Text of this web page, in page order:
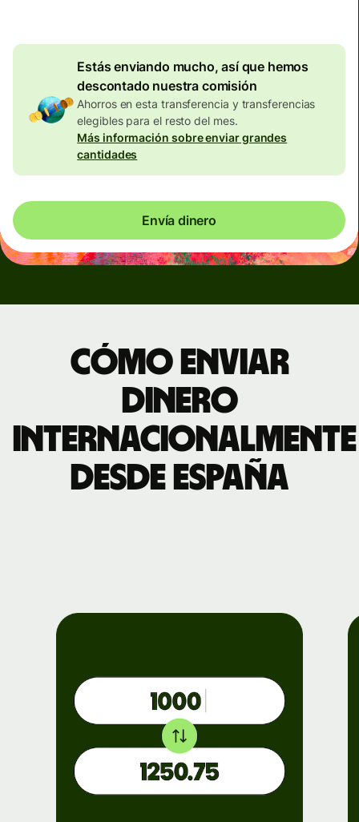
Estás enviando mucho, así que hemos
descontado nuestra comisión
Ahorros en esta transferencia y transferencias
elegibles para el resto del mes.
Más información sobre enviar grandes
cantidades
Envía dinero
Cómo enviar
dinero
internacionalmente
desde España